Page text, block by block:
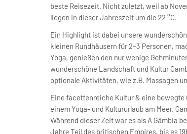
beste Reisezeit. Nicht zuletzt, weil ab
liegen in dieser Jahreszeit um die 22 °C.
Ein Highlight ist dabei unsere
kleinen Rundhäusern für 2–3 Personen,
Yoga, genießen den nur wenige
wunderschöne Landschaft und Kultur
optionale Aktivitäten, wie z.B. Massagen
Eine facettenreiche Kultur & eine
einem Yoga- und Kultururlaub am Meer.
Während dieser Zeit war es als A Gâmbia
Jahre Teil des britischen Empires, bis es